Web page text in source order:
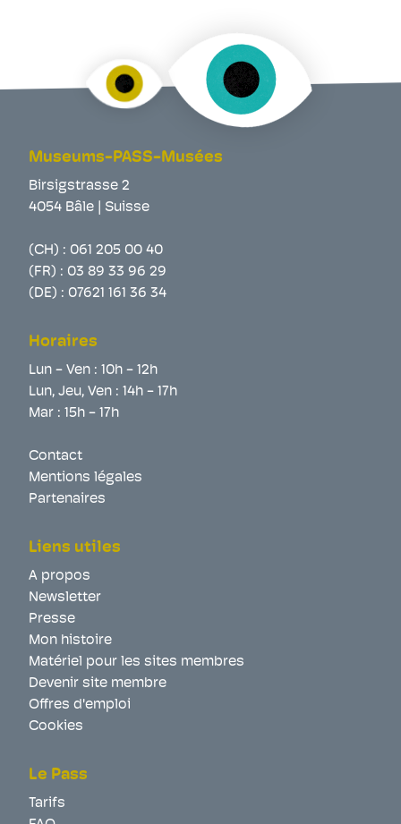
Museums-PASS-Musées
Birsigstrasse 2
4054 Bâle | Suisse
(CH) : 061 205 00 40
(FR) : 03 89 33 96 29
(DE) : 07621 161 36 34
Horaires
Lun - Ven : 10h - 12h
Lun, Jeu, Ven : 14h - 17h
Mar : 15h - 17h
Contact
Mentions légales
Partenaires
Liens utiles
A propos
Newsletter
Presse
Mon histoire
Matériel pour les sites membres
Devenir site membre
Offres d'emploi
Cookies
Le Pass
Tarifs